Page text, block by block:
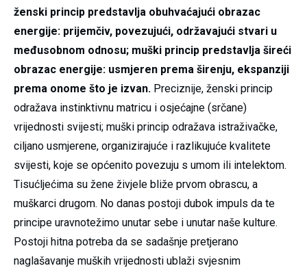
ženski princip predstavlja obuhvaćajući obrazac
energije: prijemčiv, povezujući, održavajući stvari u
međusobnom odnosu; muški princip predstavlja šireći
obrazac energije: usmjeren prema širenju, ekspanziji
prema onome što je izvan. Preciznije, ženski princip
odražava instinktivnu matricu i osjećajne (srčane)
vrijednosti svijesti; muški princip odražava istraživačke,
ciljano usmjerene, organizirajuće i razlikujuće kvalitete
svijesti, koje se općenito povezuju s umom ili intelektom.
Tisućljećima su žene živjele bliže prvom obrascu, a
muškarci drugom. No danas postoji dubok impuls da te
principe uravnotežimo unutar sebe i unutar naše kulture.
Postoji hitna potreba da se sadašnje pretjerano
naglašavanje muških vrijednosti ublaži svjesnim